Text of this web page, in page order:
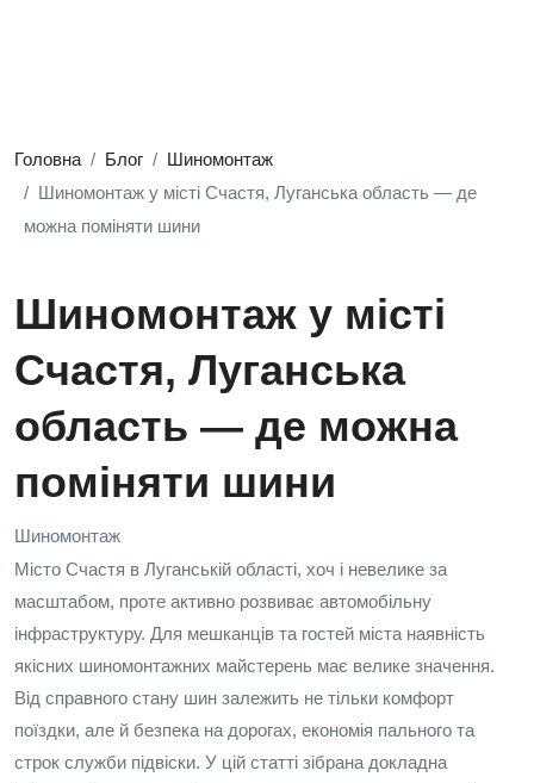
Головна Блог
Шиномонтаж
Шиномонтаж у місті Счастя, Луганська область — де
можна поміняти шини
Шиномонтаж у місті
Счастя, Луганська
область — де можна
поміняти шини
Шиномонтаж
Місто Счастя в Луганській області, хоч і невелике за
масштабом, проте активно розвиває автомобільну
інфраструктуру. Для мешканців та гостей міста наявність
якісних шиномонтажних майстерень має велике значення.
Від справного стану шин залежить не тільки комфорт
поїздки, але й безпека на дорогах, економія пального та
строк служби підвіски. У цій статті зібрана докладна